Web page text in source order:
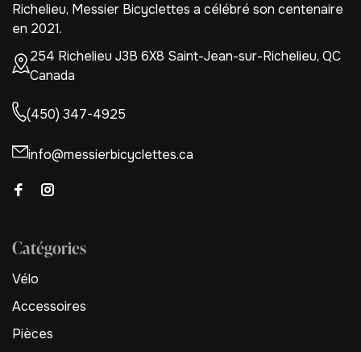
Richelieu, Messier Bicyclettes a célébré son centenaire
en 2021.
254 Richelieu J3B 6X8 Saint-Jean-sur-Richelieu, QC
Canada
(450) 347-4925
info@messierbicyclettes.ca
Catégories
Vélo
Accessoires
Pièces